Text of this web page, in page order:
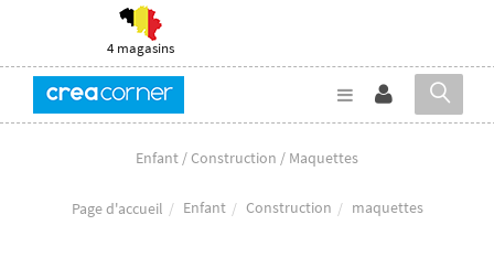
4 magasins
Enfant / Construction / Maquettes
Page d'accueil Enfant Construction maquettes